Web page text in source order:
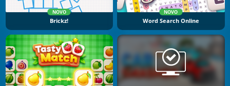
NOVO
Brickz!
NOVO
Word Search Online